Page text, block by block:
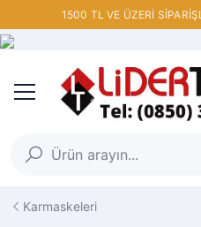
1500 TL VE ÜZERİ
Karmaskeleri